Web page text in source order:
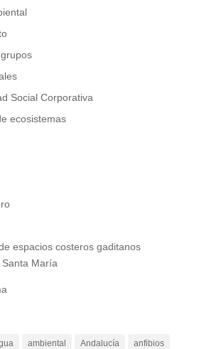
Social Corporativa
ecosistemas
espacios costeros gaditanos
María
ambiental Andalucía anfibios